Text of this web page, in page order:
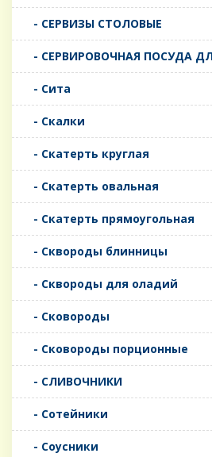
- СЕРВИЗЫ СТОЛОВЫЕ
- СЕРВИРОВОЧНАЯ ПОСУДА
- Сита
- Скалки
- Скатерть круглая
- Скатерть овальная
- Скатерть прямоугольная
- Сквороды блинницы
- Сквороды для оладий
- Сковороды
- Сковороды порционные
- СЛИВОЧНИКИ
- Сотейники
- Соусники